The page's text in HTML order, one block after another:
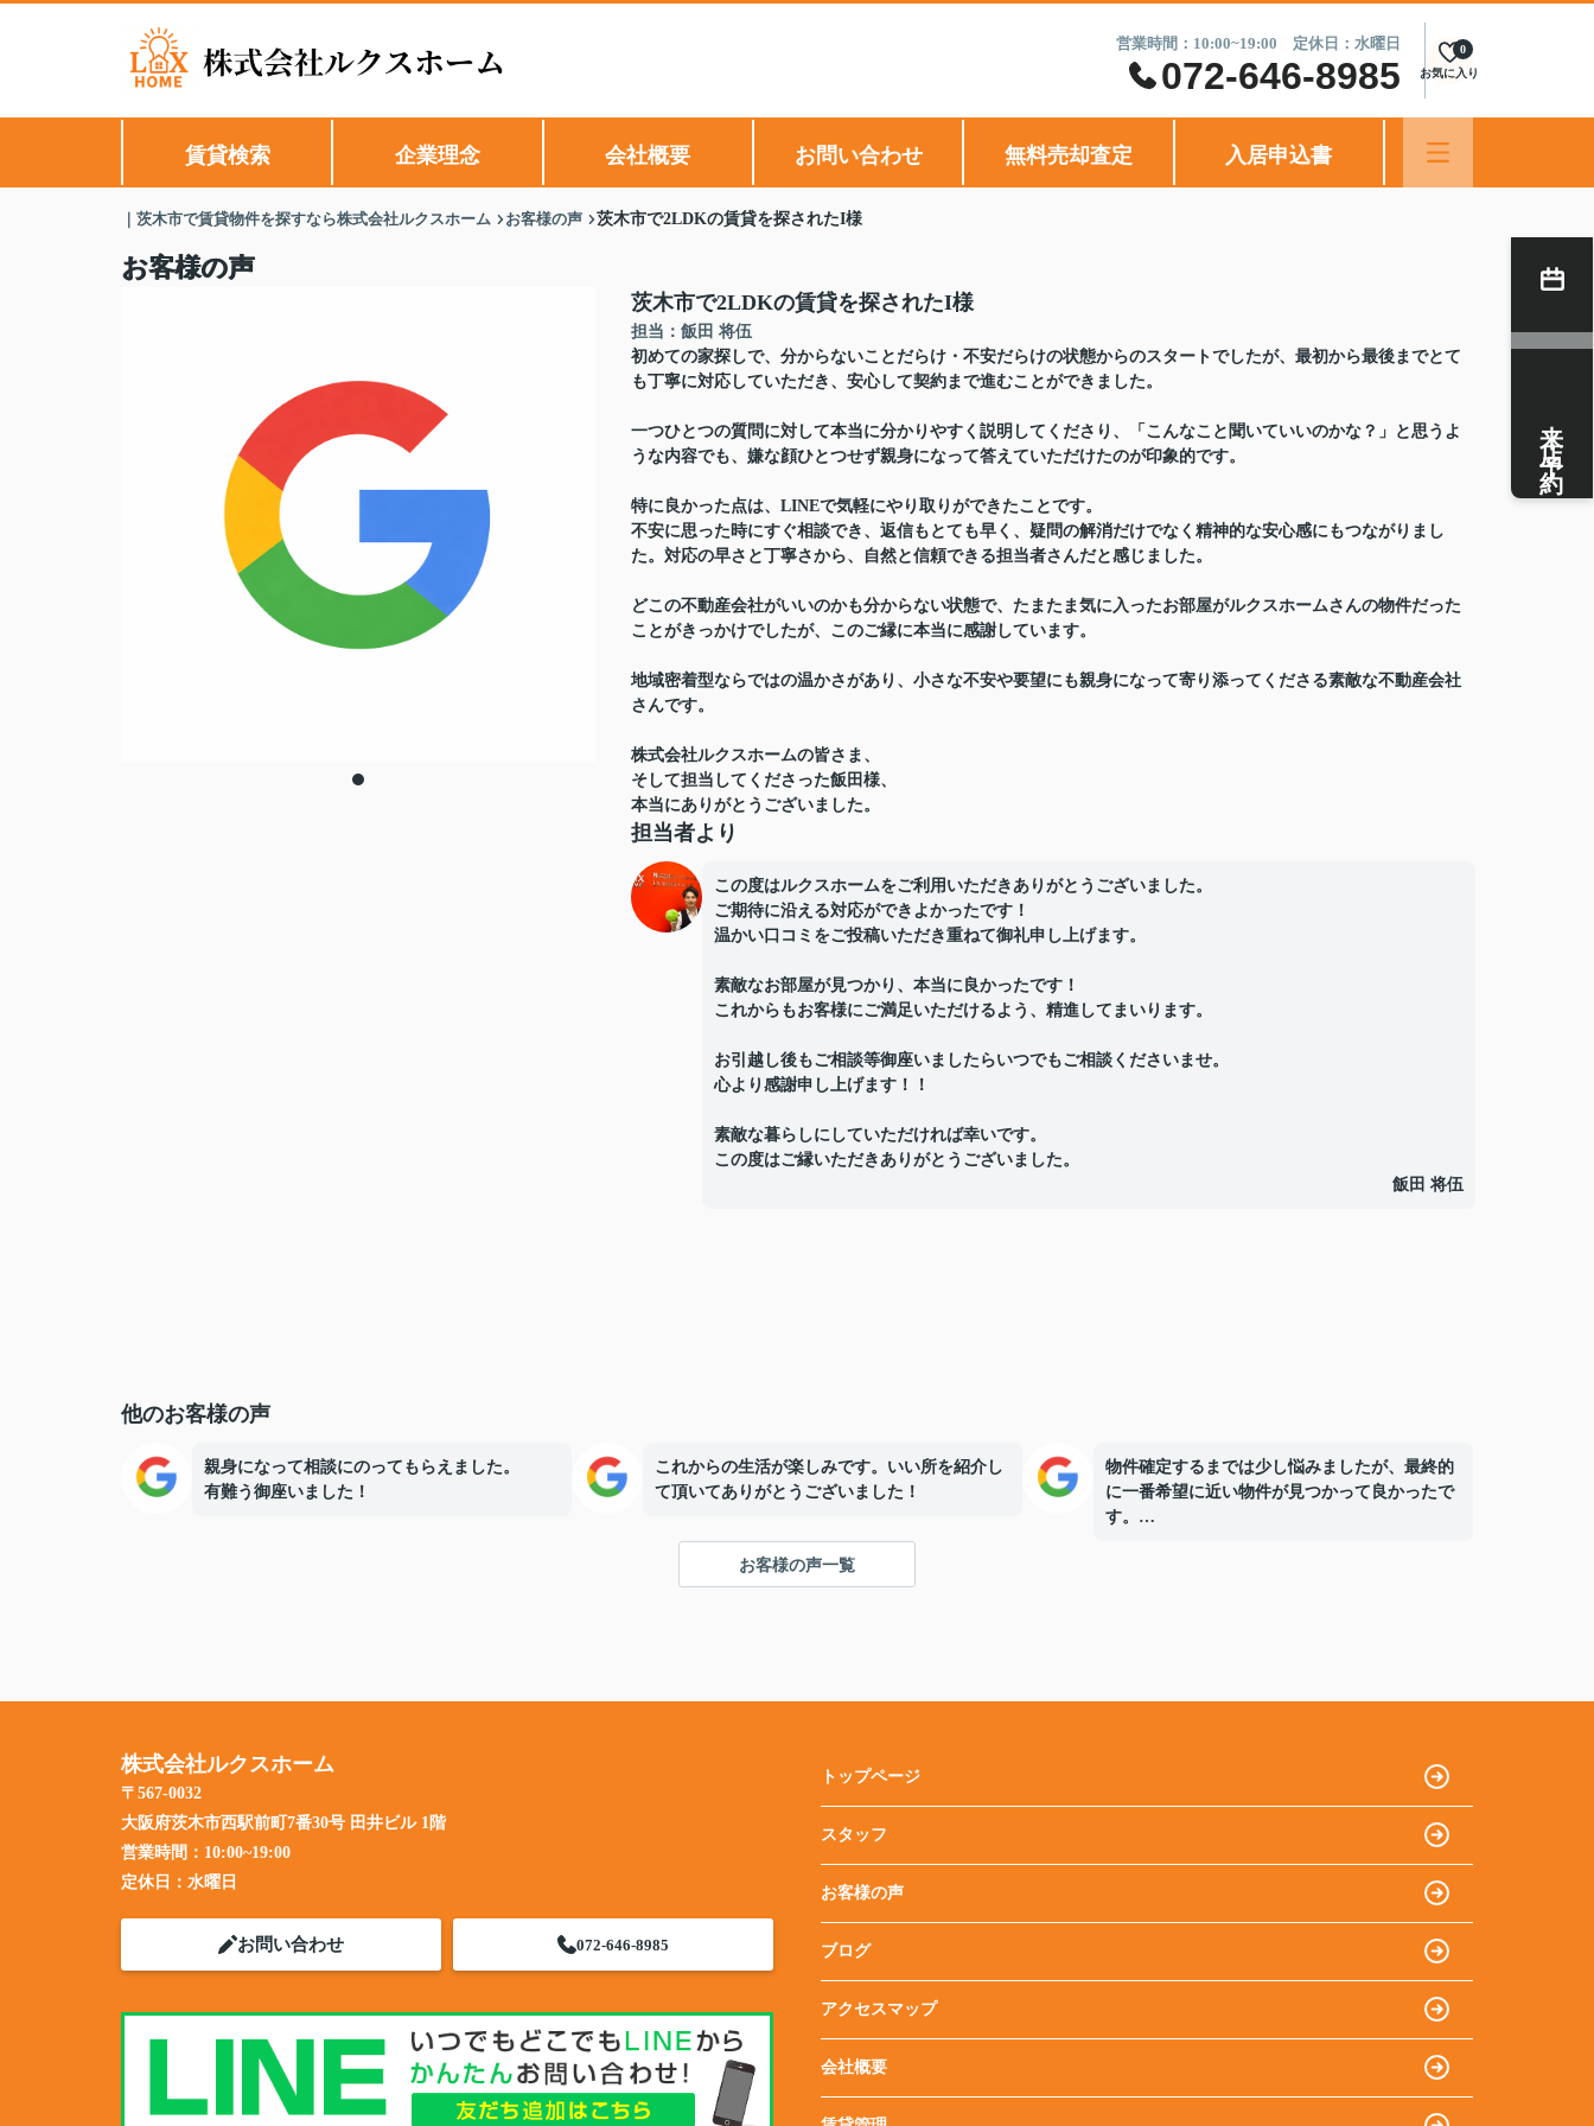
営業時間：10:00~19:00 定休日：水曜日
072-646-8985 お気に入り
0
賃貸検索 企業理念 会社概要 お問い合わせ 無料売却査定 入居申込書
｜茨木市で賃貸物件を探すなら株式会社ルクスホーム お客様の声 茨木市で2LDKの賃貸を探されたI様
お客様の声
茨木市で2LDKの賃貸を探されたI様
担当：飯田 将伍
初めての家探しで、分からないことだらけ・不安だらけの状態からのスタートでしたが、最初から最後までとて
も丁寧に対応していただき、安心して契約まで進むことができました。
一つひとつの質問に対して本当に分かりやすく説明してくださり、「こんなこと聞いていいのかな？」と思うよ
うな内容でも、嫌な顔ひとつせず親身になって答えていただけたのが印象的です。
特に良かった点は、LINEで気軽にやり取りができたことです。
不安に思った時にすぐ相談でき、返信もとても早く、疑問の解消だけでなく精神的な安心感にもつながりまし
た。対応の早さと丁寧さから、自然と信頼できる担当者さんだと感じました。
どこの不動産会社がいいのかも分からない状態で、たまたま気に入ったお部屋がルクスホームさんの物件だった
ことがきっかけでしたが、このご縁に本当に感謝しています。
地域密着型ならではの温かさがあり、小さな不安や要望にも親身になって寄り添ってくださる素敵な不動産会社
さんです。
株式会社ルクスホームの皆さま、
そして担当してくださった飯田様、
本当にありがとうございました。
担当者より
この度はルクスホームをご利用いただきありがとうございました。
ご期待に沿える対応ができよかったです！
温かい口コミをご投稿いただき重ねて御礼申し上げます。
素敵なお部屋が見つかり、本当に良かったです！
これからもお客様にご満足いただけるよう、精進してまいります。
お引越し後もご相談等御座いましたらいつでもご相談くださいませ。
心より感謝申し上げます！！
素敵な暮らしにしていただければ幸いです。
この度はご縁いただきありがとうございました。
飯田 将伍
他のお客様の声
親身になって相談にのってもらえました。
有難う御座いました！
これからの生活が楽しみです。いい所を紹介し
て頂いてありがとうございました！
物件確定するまでは少し悩みましたが、最終的
に一番希望に近い物件が見つかって良かったで
す。
お客様の声一覧
来店予約
株式会社ルクスホーム
〒567-0032
大阪府茨木市西駅前町7番30号 田井ビル 1階
営業時間： 10:00~19:00
定休日： 水曜日
お問い合わせ 072-646-8985
トップページ
スタッフ
お客様の声
ブログ
アクセスマップ
会社概要